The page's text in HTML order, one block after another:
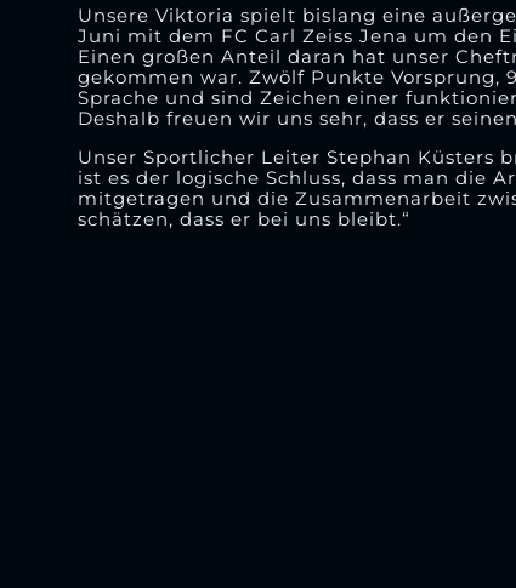
Unsere Viktoria spielt bislang eine
Juni mit dem FC Carl Zeiss Jena um den
Einen großen Anteil daran hat unser
gekommen war. Zwölf Punkte Vorsprung,
Sprache und sind Zeichen einer
Deshalb freuen wir uns sehr, dass er
Unser Sportlicher Leiter Stephan Küsters
ist es der logische Schluss, dass man die
mitgetragen und die Zusammenarbeit
schätzen, dass er bei uns bleibt.“